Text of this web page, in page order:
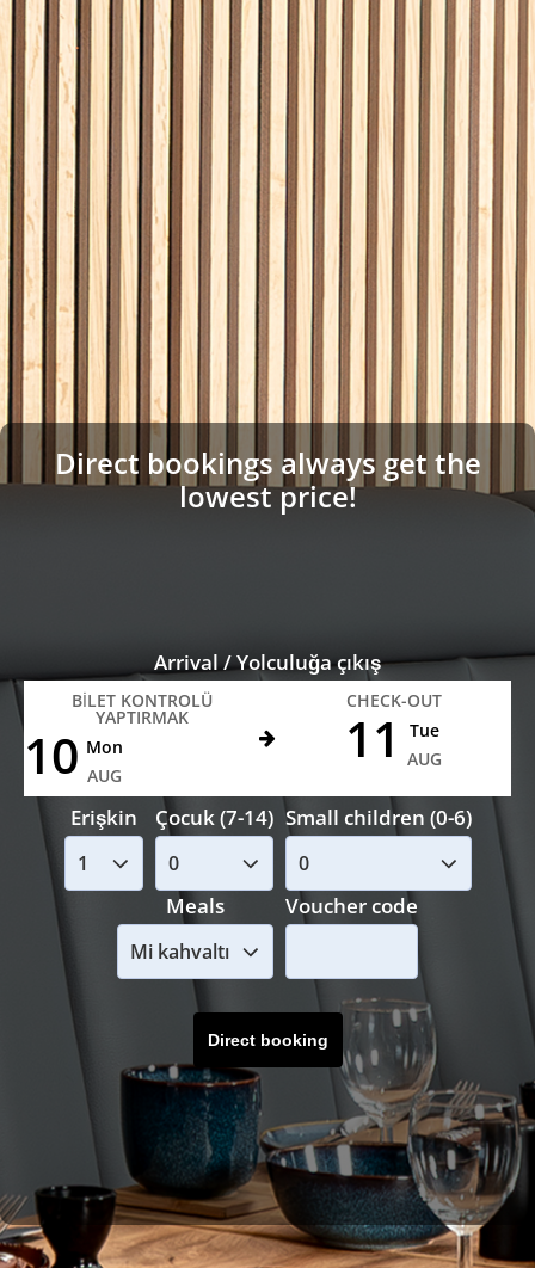
Direct bookings always get the
lowest price!
Arrival / Yolculuğa çıkış
BILET KONTROLÜ
YAPTIRMAK
10 Mon
AUG
CHECK-OUT
11
Tue
AUG
Erişkin Çocuk (7-14) Small children (0-6)
Meals Voucher code